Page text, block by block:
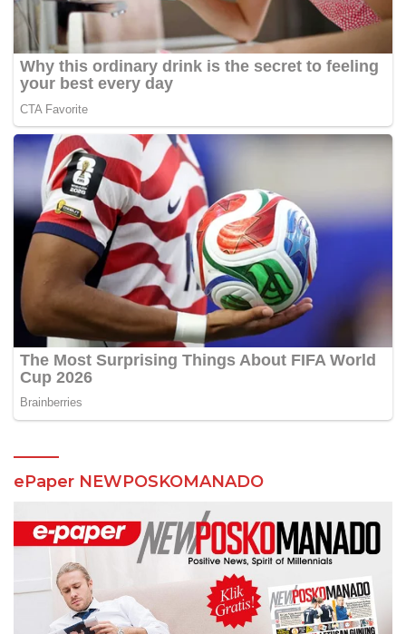
ePaper NEWPOSKOMANADO